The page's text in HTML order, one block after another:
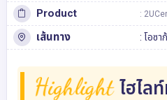
Product :
เส้นทาง : โอซา
Highlight ไฮไล